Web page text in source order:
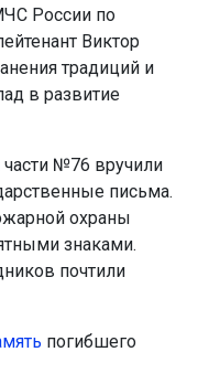
России по
Виктор
традиций и
в развитие
№76 вручили
письма.
охраны
знаками.
почтили
погибшего